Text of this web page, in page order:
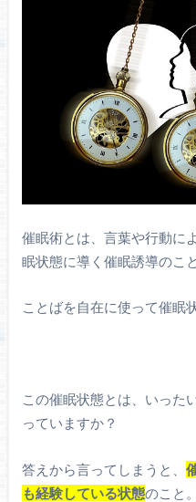
催眠術とは、言葉や行動に
眠状態に導く催眠誘導のこと
ことばを自在に使って催眠
この催眠状態とは、いった
っていますか？
答えから言ってしまうと、
も経験している状態のこと。